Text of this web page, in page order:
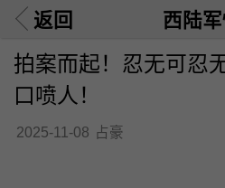
返回 西陆
拍案而起！忍无可忍
口喷人！
2025-11-08 占豪